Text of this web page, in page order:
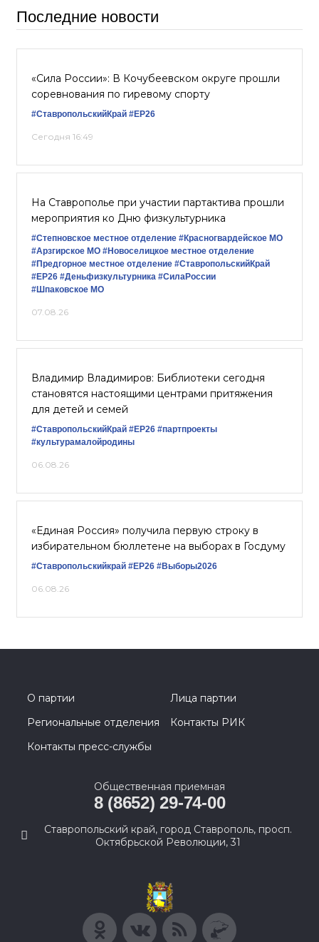
Последние новости
«Сила России»: В Кочубеевском округе прошли
соревнования по гиревому спорту
#СтавропольскийКрай #ЕР26
Сегодня 16:49
На Ставрополье при участии партактива прошли
мероприятия ко Дню физкультурника
#Степновское местное отделение #Красногвардейское МО
#Арзгирское МО #Новоселицкое местное отделение
#Предгорное местное отделение #СтавропольскийКрай
#ЕР26 #Деньфизкультурника #СилаРоссии
#Шпаковское МО
07.08.26
Владимир Владимиров: Библиотеки сегодня
становятся настоящими центрами притяжения
для детей и семей
#СтавропольскийКрай #ЕР26 #партпроекты
#культурамалойродины
06.08.26
«Единая Россия» получила первую строку в
избирательном бюллетене на выборах в Госдуму
#Ставропольскийкрай #ЕР26 #Выборы2026
06.08.26
О партии
Лица партии
Региональные отделения
Контакты РИК
Контакты пресс-службы
Общественная приемная
8 (8652) 29-74-00
Ставропольский край, город Ставрополь, просп.
Октябрьской Революции, 31